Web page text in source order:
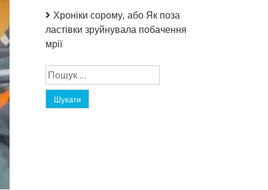
Хроніки сорому, або Як поза
ластівки зруйнувала побачення
мрії
Пошук: